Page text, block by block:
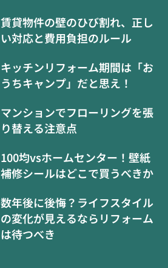
賃貸物件の壁のひび割れ、正し
い対応と費用負担のルール
キッチンリフォーム期間は「お
うちキャンプ」だと思え！
マンションでフローリングを張
り替える注意点
100均vsホームセンター！壁紙
補修シールはどこで買うべきか
数年後に後悔？ライフスタイル
の変化が見えるならリフォーム
は待つべき